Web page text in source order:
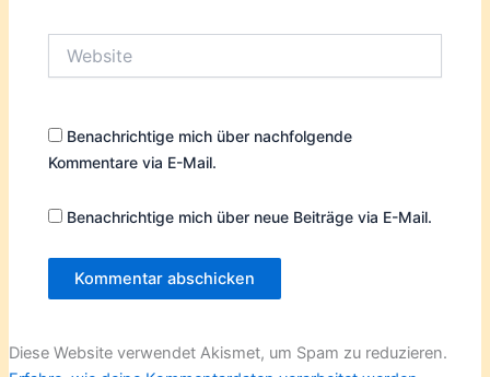
Benachrichtige mich über nachfolgende
Kommentare via E-Mail.
Benachrichtige mich über neue Beiträge via E-Mail.
Diese Website verwendet Akismet, um Spam zu reduzieren.